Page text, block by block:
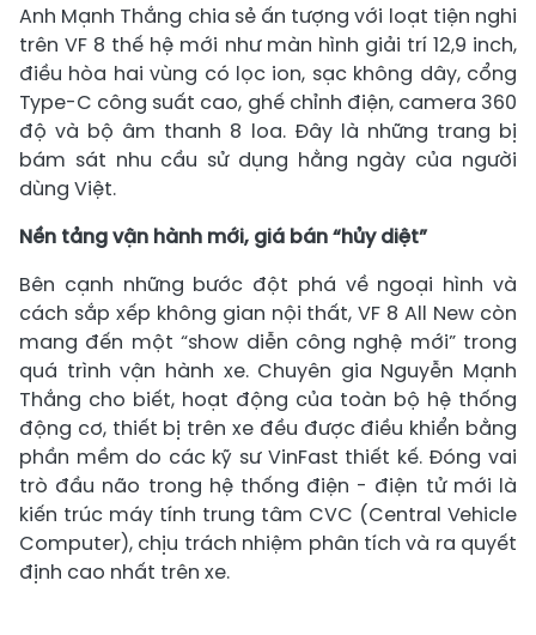
Anh Mạnh Thắng chia sẻ ấn tượng với loạt tiện nghi
trên VF 8 thế hệ mới như màn hình giải trí 12,9 inch,
điều hòa hai vùng có lọc ion, sạc không dây, cổng
Type-C công suất cao, ghế chỉnh điện, camera 360
độ và bộ âm thanh 8 loa. Đây là những trang bị
bám sát nhu cầu sử dụng hằng ngày của người
dùng Việt.
Nền tảng vận hành mới, giá bán “hủy diệt”
Bên cạnh những bước đột phá về ngoại hình và
cách sắp xếp không gian nội thất, VF 8 All New còn
mang đến một “show diễn công nghệ mới” trong
quá trình vận hành xe. Chuyên gia Nguyễn Mạnh
Thắng cho biết, hoạt động của toàn bộ hệ thống
động cơ, thiết bị trên xe đều được điều khiển bằng
phần mềm do các kỹ sư VinFast thiết kế. Đóng vai
trò đầu não trong hệ thống điện - điện tử mới là
kiến trúc máy tính trung tâm CVC (Central Vehicle
Computer), chịu trách nhiệm phân tích và ra quyết
định cao nhất trên xe.